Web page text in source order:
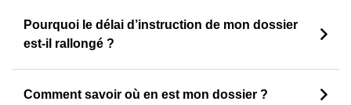
Pourquoi le délai d’instruction de mon dossier
est-il rallongé ?
Comment savoir où en est mon dossier ?